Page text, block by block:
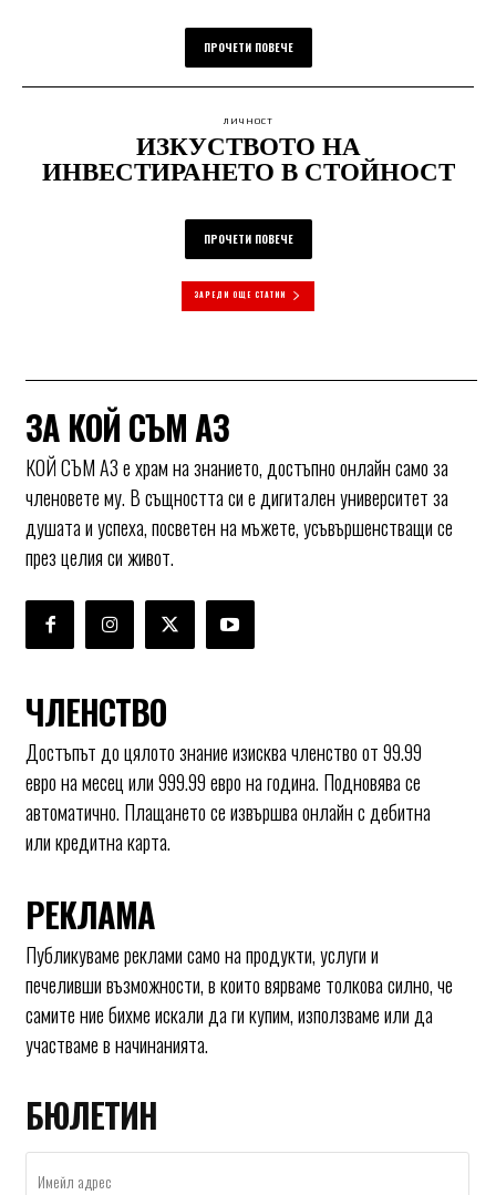
ПРОЧЕТИ ПОВЕЧЕ
ЛИЧНОСТ
ИЗКУСТВОТО НА
ИНВЕСТИРАНЕТО В СТОЙНОСТ
ПРОЧЕТИ ПОВЕЧЕ
ЗАРЕДИ ОЩЕ СТАТИИ
ЗА КОЙ СЪМ АЗ
КОЙ СЪМ АЗ е храм на знанието, достъпно онлайн само за
членовете му. В същността си е дигитален университет за
душата и успеха, посветен на мъжете, усъвършенстващи се
през целия си живот.
ЧЛЕНСТВО
Достъпът до цялото знание изисква членство от 99.99
евро на месец или 999.99 евро на година. Подновява се
автоматично. Плащането се извършва онлайн с дебитна
или кредитна карта.
РЕКЛАМА
Публикуваме реклами само на продукти, услуги и
печеливши възможности, в които вярваме толкова силно, че
самите ние бихме искали да ги купим, използваме или да
участваме в начинанията.
БЮЛЕТИН